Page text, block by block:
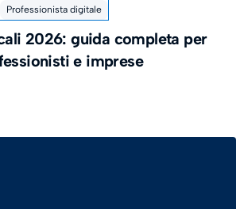
Professionista digitale
2026: guida completa per
e imprese